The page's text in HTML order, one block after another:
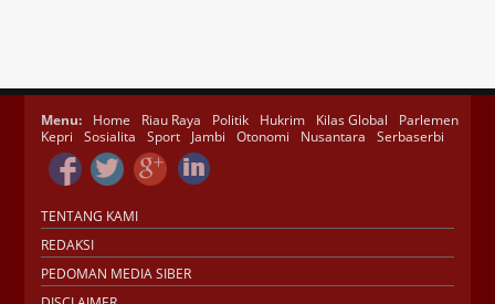
Menu: Home Riau Raya Politik Hukrim Kilas Global
Parlemen
Kepri
Sosialita Sport Jambi Otonomi Nusantara Serbaserbi
TENTANG KAMI
REDAKSI
PEDOMAN MEDIA SIBER